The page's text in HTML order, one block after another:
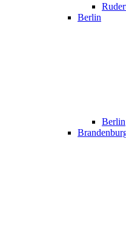
Berlin
Berlin